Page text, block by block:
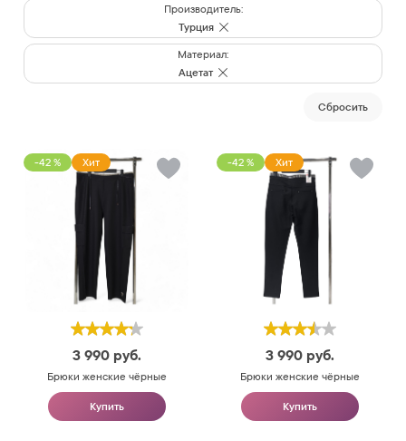
Производитель:
Турция
Материал:
Ацетат
Cбросить
-42 % Хит
3 990 руб.
Брюки женские чёрные
Купить
-42 % Хит
3 990 руб.
Брюки женские чёрные
Купить